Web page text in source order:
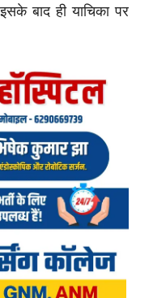
बाद ही याचिका पर